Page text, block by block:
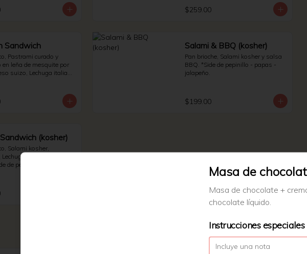
$259.00
Sandwich
Pastrami curado y
en leña de mesquite por
suizo, Lechuga italiana
Salami & BBQ (kosher)
Pan brioche, Salami kosher y salsa
BBQ. *Side de pepinillo - papas -
jalapeño.
$199.00
(kosher)
Salami kosher,
italiana, Jitomate
de pepinillos - Papas -
Masa de
Masa de chocolate +
chocolate líquido.
Instrucciones especiales